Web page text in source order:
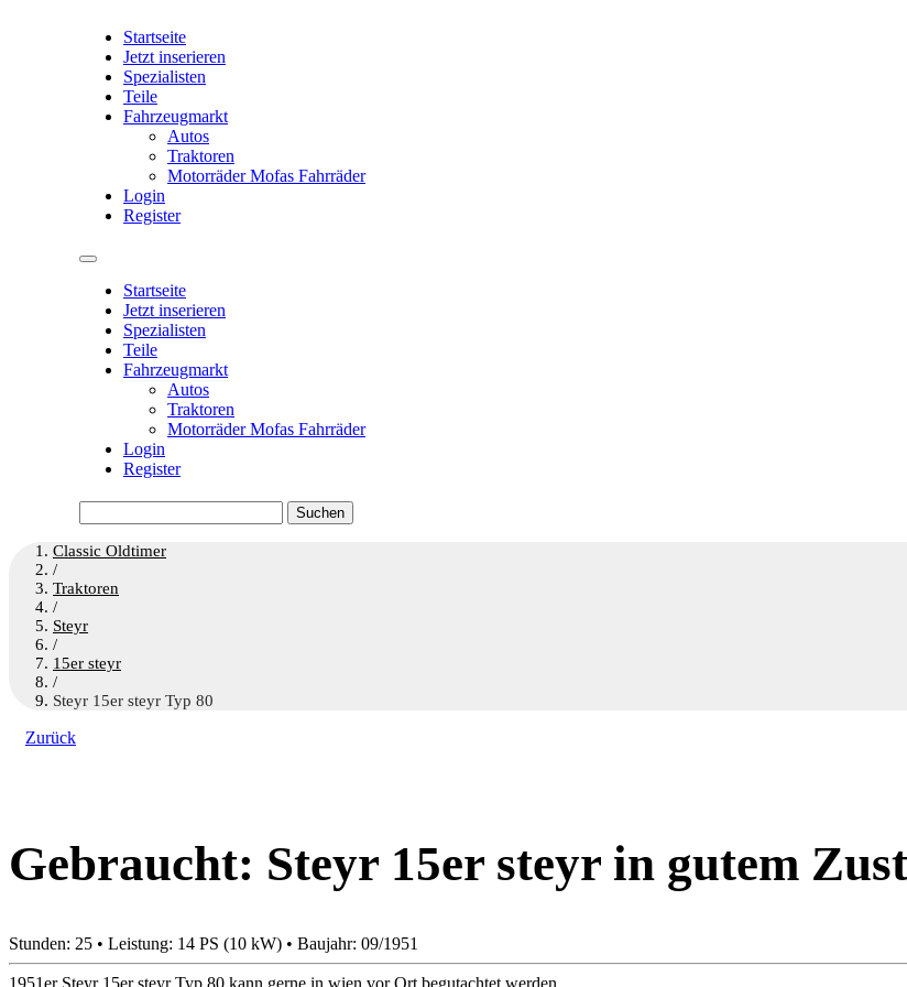
Startseite
Jetzt inserieren
Spezialisten
Teile
Fahrzeugmarkt
Autos
Traktoren
Motorräder Mofas Fahrräder
Login
Register
Startseite
Jetzt inserieren
Spezialisten
Teile
Fahrzeugmarkt
Autos
Traktoren
Motorräder Mofas Fahrräder
Login
Register
nach:
Classic Oldtimer
/
Traktoren
/
Steyr
/
15er steyr
/
Steyr 15er steyr Typ 80
Zurück
Gebraucht: Steyr 15er steyr in gutem
Stunden: 25 • Leistung: 14 PS (10 kW) • Baujahr: 09/1951
1951er Steyr 15er steyr Typ 80 kann gerne in wien vor Ort begutachtet werden.